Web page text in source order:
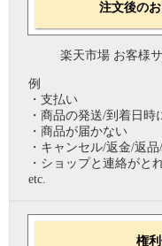
注文後の
楽天市場 お客様
例
・支払い
・商品の発送/到着日時
・商品が届かない
・キャンセル/返金/返
・ショップと連絡がと
etc.
権